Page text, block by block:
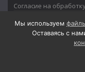
Согласие на
©
Мы используем
Оставаясь с